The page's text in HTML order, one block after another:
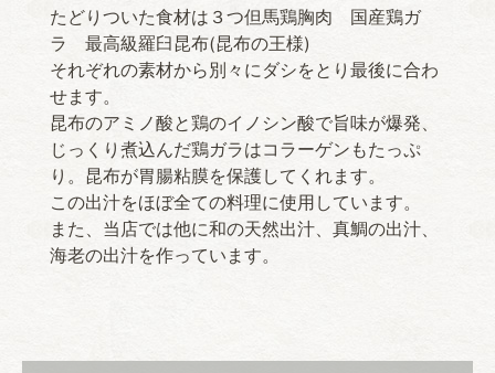
たどりついた食材は３つ但馬鶏胸肉 国産鶏ガ
ラ 最高級羅臼昆布(昆布の王様)
それぞれの素材から別々にダシをとり最後に合わ
せます。
昆布のアミノ酸と鶏のイノシン酸で旨味が爆発、
じっくり煮込んだ鶏ガラはコラーゲンもたっぷ
り。昆布が胃腸粘膜を保護してくれます。
この出汁をほぼ全ての料理に使用しています。
また、当店では他に和の天然出汁、真鯛の出汁、
海老の出汁を作っています。